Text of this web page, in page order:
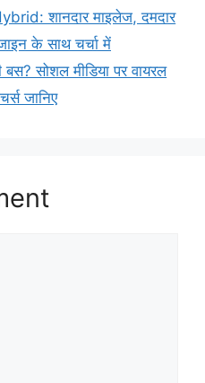
शानदार माइलेज, दमदार
के साथ चर्चा में
सोशल मीडिया पर वायरल
जानिए